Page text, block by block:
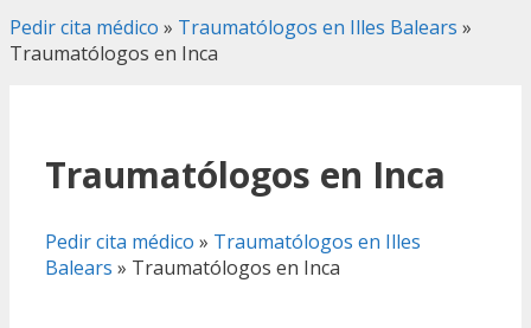
Pedir cita médico » Traumatólogos en Illes Balears »
Traumatólogos en Inca
Traumatólogos en Inca
Pedir cita médico » Traumatólogos en Illes
Balears » Traumatólogos en Inca